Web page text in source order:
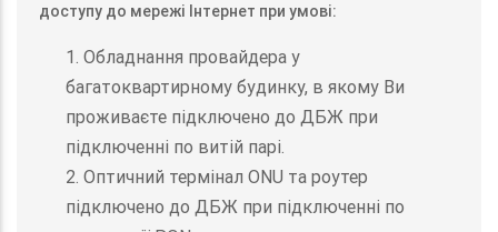
доступу до мережі Інтернет при умові:
1. Обладнання провайдера у
багатоквартирному будинку, в якому Ви
проживаєте підключено до ДБЖ при
підключенні по витій парі.
2. Оптичний термінал ONU та роутер
підключено до ДБЖ при підключенні по